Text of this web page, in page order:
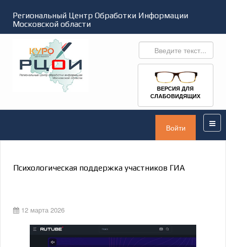
Региональный Центр Обработки Информации
Московской области
ВЕРСИЯ ДЛЯ
СЛАБОВИДЯЩИХ
Войти
Психологическая поддержка участников ГИА
12 марта 2026